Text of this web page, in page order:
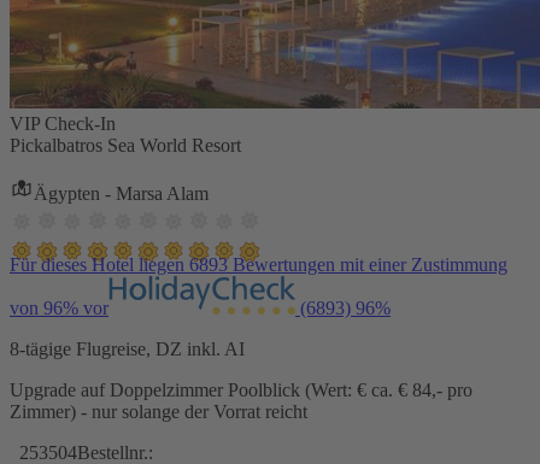
VIP Check-In
Pickalbatros Sea World Resort
Ägypten - Marsa Alam
Für dieses Hotel liegen 6893 Bewertungen mit einer Zustimmung
von 96% vor (6893) 96%
8-tägige Flugreise, DZ inkl. AI
Upgrade auf Doppelzimmer Poolblick (Wert: € ca. € 84,- pro
Zimmer) - nur solange der Vorrat reicht
253504Bestellnr.: